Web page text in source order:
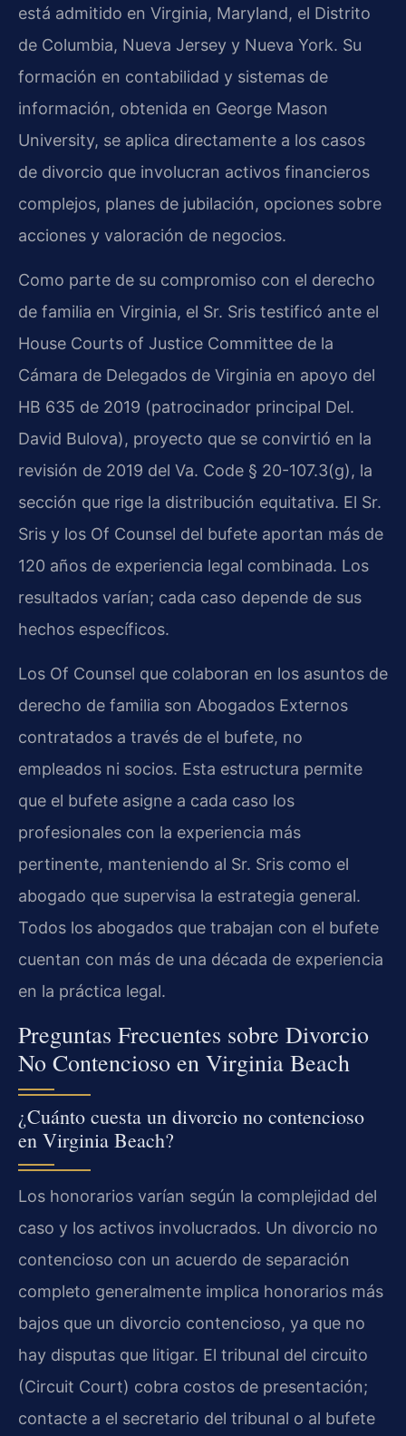
está admitido en Virginia, Maryland, el Distrito
de Columbia, Nueva Jersey y Nueva York. Su
formación en contabilidad y sistemas de
información, obtenida en George Mason
University, se aplica directamente a los casos
de divorcio que involucran activos financieros
complejos, planes de jubilación, opciones sobre
acciones y valoración de negocios.
Como parte de su compromiso con el derecho
de familia en Virginia, el Sr. Sris testificó ante el
House Courts of Justice Committee de la
Cámara de Delegados de Virginia en apoyo del
HB 635 de 2019 (patrocinador principal Del.
David Bulova), proyecto que se convirtió en la
revisión de 2019 del Va. Code § 20-107.3(g), la
sección que rige la distribución equitativa. El Sr.
Sris y los Of Counsel del bufete aportan más de
120 años de experiencia legal combinada. Los
resultados varían; cada caso depende de sus
hechos específicos.
Los Of Counsel que colaboran en los asuntos de
derecho de familia son Abogados Externos
contratados a través de el bufete, no
empleados ni socios. Esta estructura permite
que el bufete asigne a cada caso los
profesionales con la experiencia más
pertinente, manteniendo al Sr. Sris como el
abogado que supervisa la estrategia general.
Todos los abogados que trabajan con el bufete
cuentan con más de una década de experiencia
en la práctica legal.
Preguntas Frecuentes sobre Divorcio
No Contencioso en Virginia Beach
¿Cuánto cuesta un divorcio no contencioso
en Virginia Beach?
Los honorarios varían según la complejidad del
caso y los activos involucrados. Un divorcio no
contencioso con un acuerdo de separación
completo generalmente implica honorarios más
bajos que un divorcio contencioso, ya que no
hay disputas que litigar. El tribunal del circuito
(Circuit Court) cobra costos de presentación;
contacte a el secretario del tribunal o al bufete